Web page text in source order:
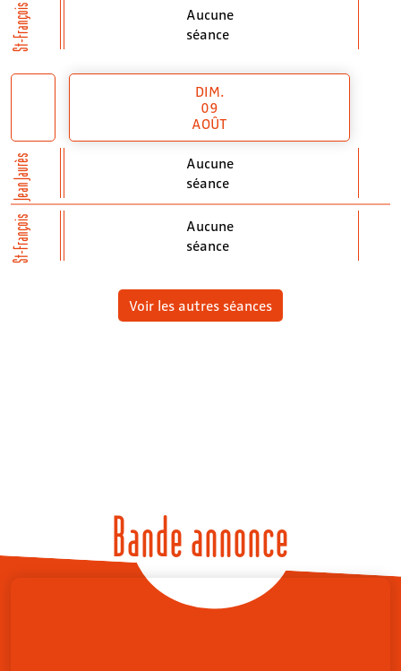
St-François
Aucune
séance
Jean Jaurès
St-François
DIM.
09
AOÛT
Aucune
séance
Aucune
séance
Voir les autres séances
Bande annonce